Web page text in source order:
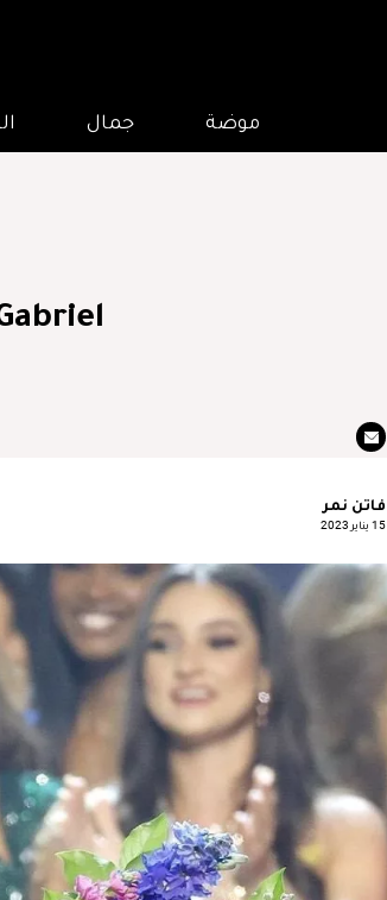
موضة جمال
فاتن نمر
15 يناير 2023